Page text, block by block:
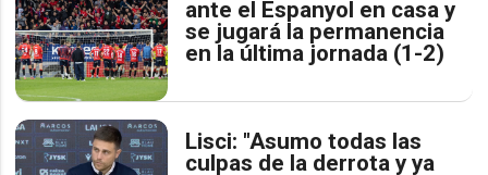
ante el Espanyol en casa y
se jugará la permanencia
en la última jornada (1-2)
Lisci: "Asumo todas las
culpas de la derrota y ya